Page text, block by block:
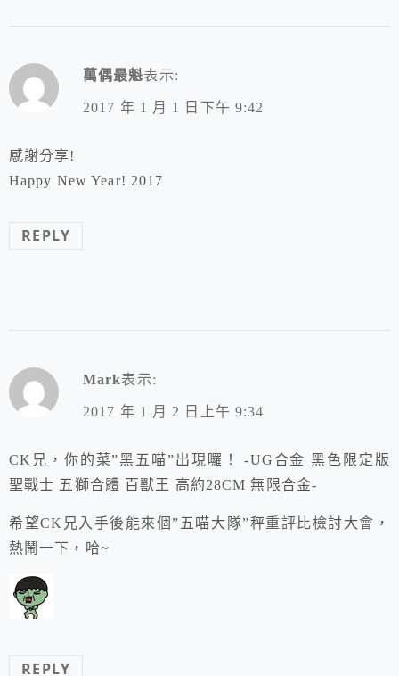
萬偶最魁表示:
2017 年 1 月 1 日下午 9:42
感謝分享!
Happy New Year! 2017
REPLY
Mark表示:
2017 年 1 月 2 日上午 9:34
CK兄，你的菜”黑五喵”出現囉！ -UG合金 黑色限定版
聖戰士 五獅合體 百獸王 高約28CM 無限合金-
希望CK兄入手後能來個”五喵大隊”秤重評比檢討大會，
熱鬧一下，哈~
REPLY